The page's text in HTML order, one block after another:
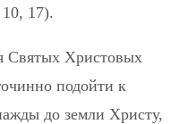
17).
Святых Христовых
подойти к
до земли Христу,